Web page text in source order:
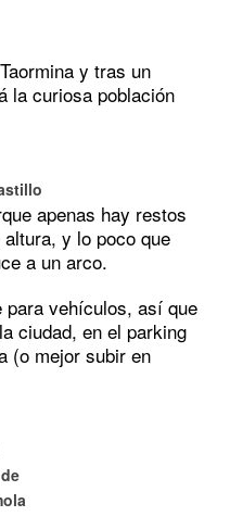
y tras un
la curiosa población
apenas hay restos
y lo poco que
a un arco.
vehículos, así que
ciudad, en el parking
(o mejor subir en